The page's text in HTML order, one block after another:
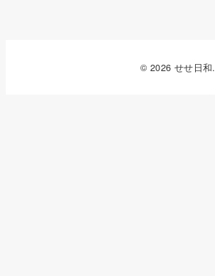
© 2026 せせ日和.